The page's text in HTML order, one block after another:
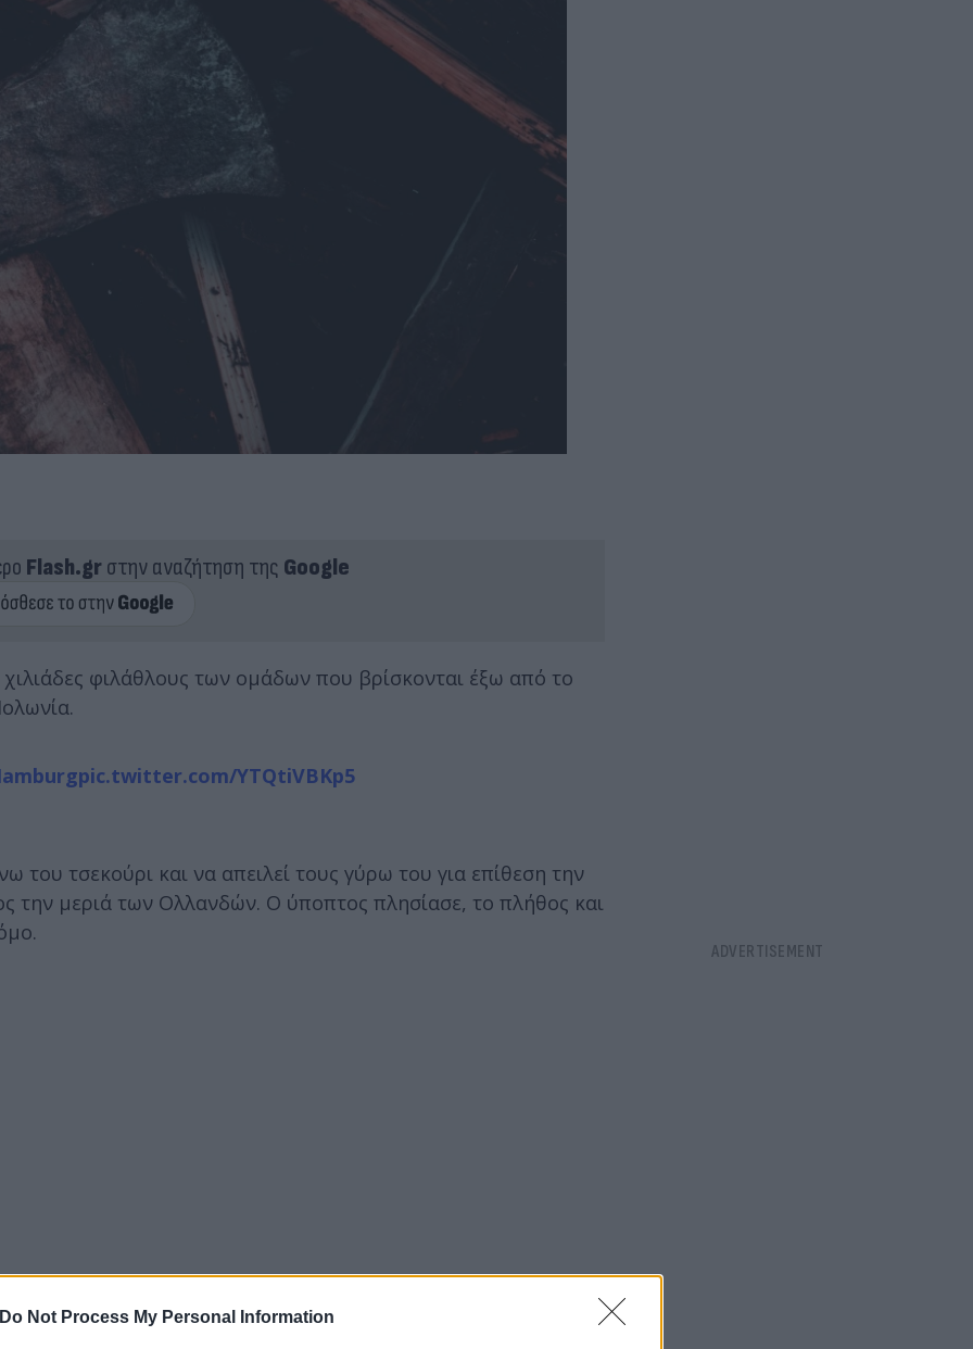
Do Not Process My Personal Information
Flash.grστην αναζήτηση της Google
φιλάθλους των ομάδων που βρίσκονται έξω από το
pic.twitter.com/YTQtiVBKp5
τσεκούρι και να απειλεί τους γύρω του για επίθεση την
την μεριά των Ολλανδών. Ο ύποπτος πλησίασε, το πλήθος και